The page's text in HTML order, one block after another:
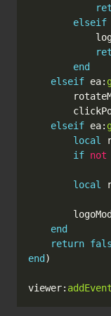
elseif
end
elseif ea:
elseif ea:
local
if not
local
end
return
end )
viewer: